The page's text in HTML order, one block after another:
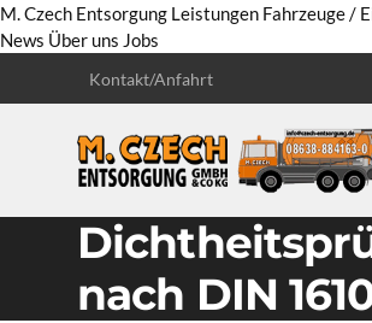
M. Czech Entsorgung Leistungen Fahrzeuge /
News Über uns Jobs
Kontakt/Anfahrt
nach DIN